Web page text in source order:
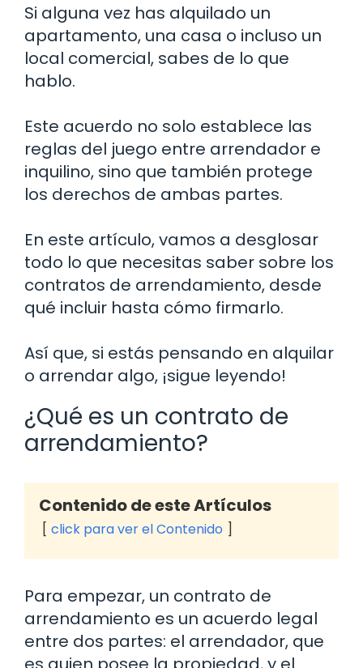
Si alguna vez has alquilado un
apartamento, una casa o incluso un
local comercial, sabes de lo que
hablo.
Este acuerdo no solo establece las
reglas del juego entre arrendador e
inquilino, sino que también protege
los derechos de ambas partes.
En este artículo, vamos a desglosar
todo lo que necesitas saber sobre los
contratos de arrendamiento, desde
qué incluir hasta cómo firmarlo.
Así que, si estás pensando en alquilar
o arrendar algo, ¡sigue leyendo!
¿Qué es un contrato de
arrendamiento?
Contenido de este Artículos
click para ver el Contenido
Para empezar, un contrato de
arrendamiento es un acuerdo legal
entre dos partes: el arrendador, que